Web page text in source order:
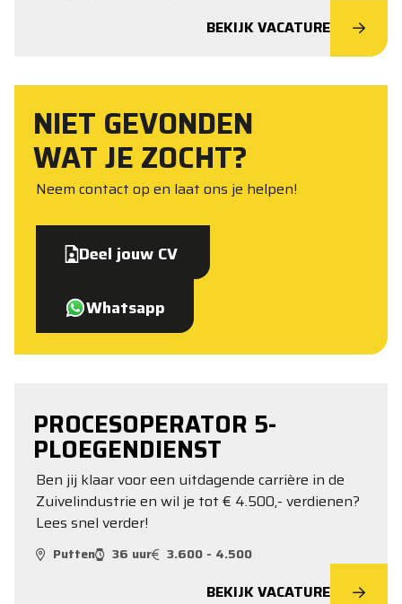
BEKIJK VACATURE
NIET GEVONDEN
WAT JE ZOCHT?
Neem contact op en laat ons je helpen!
Deel jouw CV
Whatsapp
PROCESOPERATOR 5-
PLOEGENDIENST
Ben jij klaar voor een uitdagende carrière in de
Zuivelindustrie en wil je tot € 4.500,- verdienen?
Lees snel verder!
Putten 36 uur 3.600 - 4.500
BEKIJK VACATURE